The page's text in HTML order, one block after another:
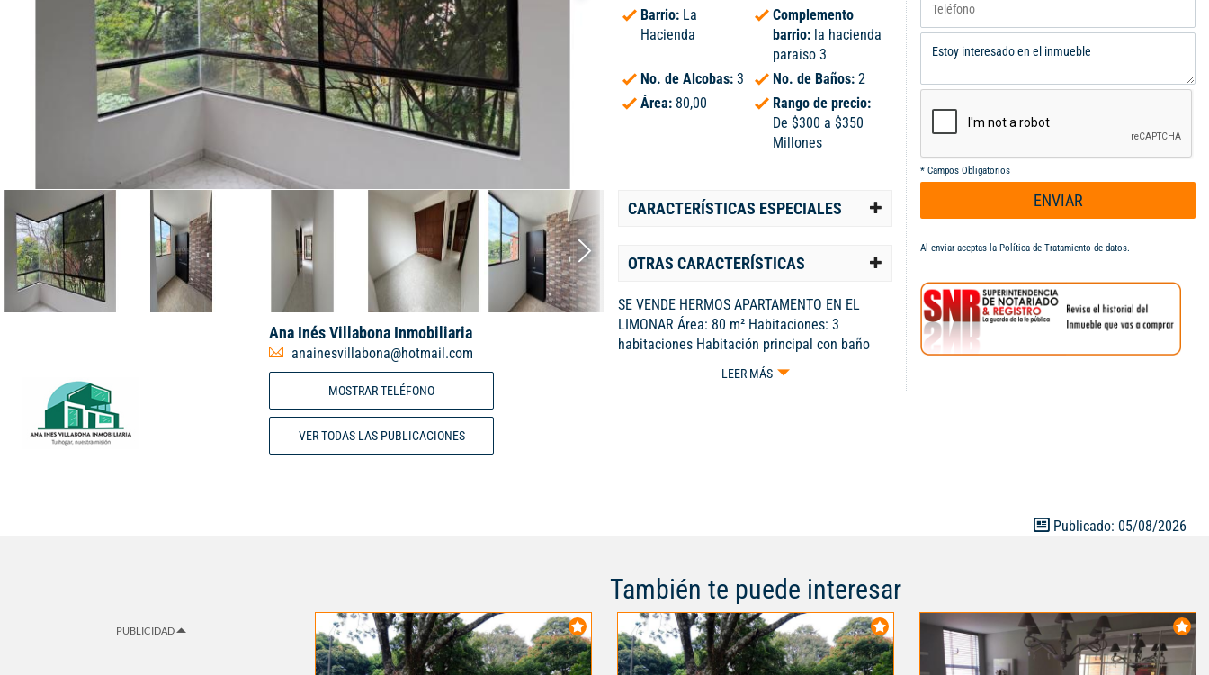
Ana Inés Villabona Inmobiliaria
anainesvillabona@hotmail.com
MOSTRAR TELÉFONO
VER TODAS LAS PUBLICACIONES
Barrio: La
Hacienda
Complemento
barrio: la hacienda
paraiso 3
No. de Alcobas: 3 No. de Baños: 2
Área: 80,00
Rango de precio:
De $300 a $350
Millones
CARACTERÍSTICAS ESPECIALES
OTRAS CARACTERÍSTICAS
SE VENDE HERMOS APARTAMENTO EN EL
LIMONAR Área: 80 m² Habitaciones: 3
habitaciones Habitación principal con baño
privado Baños: 2 Baño completo para
habitaciones auxiliares Baño habitación
LEER MÁS
* Campos Obligatorios
ENVIAR
Al enviar aceptas la Política de Tratamiento de datos.
Publicado: 05/08/2026
PUBLICIDAD
También te puede interesar